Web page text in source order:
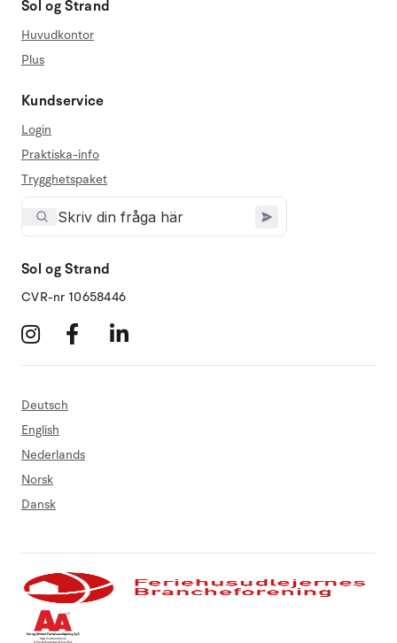
Sol og Strand
Huvudkontor
Plus
Kundservice
Login
Praktiska-info
Trygghetspaket
Sol og Strand
CVR-nr 10658446
Deutsch
English
Nederlands
Norsk
Dansk